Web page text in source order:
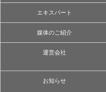
エキスパート
媒体のご紹介
運営会社
お知らせ